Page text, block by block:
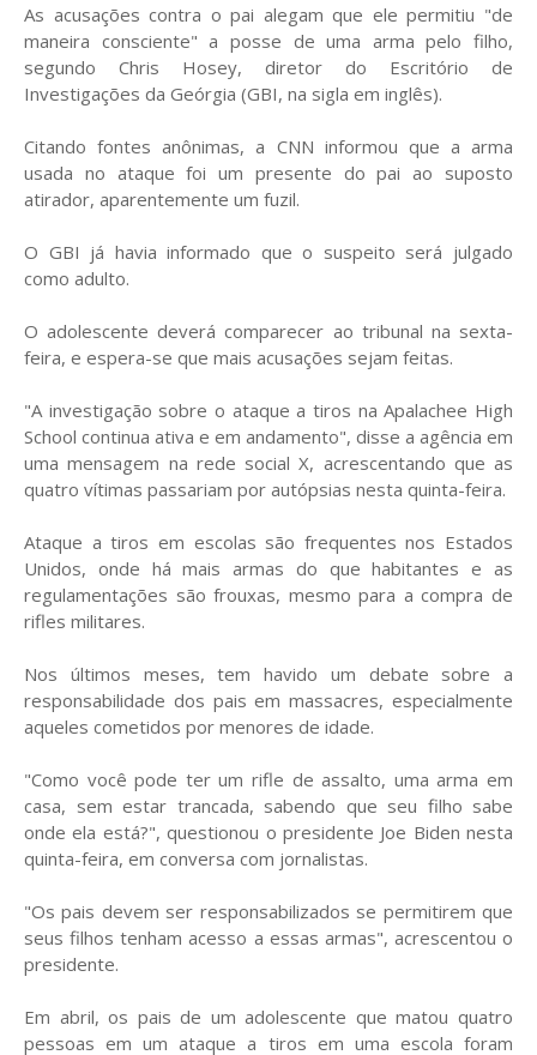
As acusações contra o pai alegam que ele permitiu "de
maneira consciente" a posse de uma arma pelo filho,
segundo Chris Hosey, diretor do Escritório de
Investigações da Geórgia (GBI, na sigla em inglês).
Citando fontes anônimas, a CNN informou que a arma
usada no ataque foi um presente do pai ao suposto
atirador, aparentemente um fuzil.
O GBI já havia informado que o suspeito será julgado
como adulto.
O adolescente deverá comparecer ao tribunal na sexta-
feira, e espera-se que mais acusações sejam feitas.
"A investigação sobre o ataque a tiros na Apalachee High
School continua ativa e em andamento", disse a agência em
uma mensagem na rede social X, acrescentando que as
quatro vítimas passariam por autópsias nesta quinta-feira.
Ataque a tiros em escolas são frequentes nos Estados
Unidos, onde há mais armas do que habitantes e as
regulamentações são frouxas, mesmo para a compra de
rifles militares.
Nos últimos meses, tem havido um debate sobre a
responsabilidade dos pais em massacres, especialmente
aqueles cometidos por menores de idade.
"Como você pode ter um rifle de assalto, uma arma em
casa, sem estar trancada, sabendo que seu filho sabe
onde ela está?", questionou o presidente Joe Biden nesta
quinta-feira, em conversa com jornalistas.
"Os pais devem ser responsabilizados se permitirem que
seus filhos tenham acesso a essas armas", acrescentou o
presidente.
Em abril, os pais de um adolescente que matou quatro
pessoas em um ataque a tiros em uma escola foram